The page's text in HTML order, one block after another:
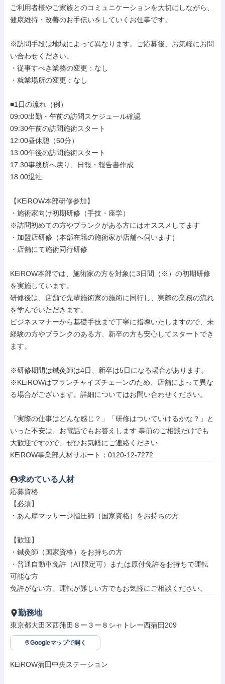
ご利用者様やご家族とのコミュニケーションを大切にしながら、
健康維持・改善のお手伝いをしていくお仕事です。
※訪問手段は地域によって異なります。ご応募後、お気軽にお問
い合わせください。
・従事すべき業務の変更：なし
・就業場所の変更：なし
■1日の流れ（例）
09:00出勤・午前の訪問スケジュール確認
09:30午前の訪問施術スタート
12:00昼休憩（60分）
13:00午後の訪問施術スタート
17:30事務所へ戻り、日報・報告書作成
18:00退社
【KEiROW本部研修参加】
・施術家向け初期研修（手技・座学）
※訪問初めての方やブランクがある方にはオススメしてます
・加盟店研修（本部在籍の施術家が店舗へ伺います）
・店舗にて施術同行研修
KEiROW本部では、施術家の方を対象に3日間（※）の初期研修
を実施しています。
研修後は、店舗で先輩施術家の施術に同行し、実際の業務の流れ
を学んでいただきます。
ビジネスマナーから基礎手技まで丁寧に指導いたしますので、未
経験の方やブランクのある方、新卒の方も安心してスタートでき
ます。
※研修期間は鍼灸師は4日、新卒は5日になる場合があります。
※KEiROWはフランチャイズチェーンのため、店舗によって異な
る場合がございます。詳細についてはお問い合わせください。
「実際の仕事はどんな感じ？」「研修はついていけるかな？」と
いった不安は、お電話でもお答えします 事前のご相談だけでも
大歓迎ですので、ぜひお気軽にご連絡ください
KEiROW事業部人材サポート：0120-12-7272
求めている人材
応募資格
【必須】
・あん摩マッサージ指圧師（国家資格）をお持ちの方
【歓迎】
・鍼灸師（国家資格）をお持ちの方
・普通自動車免許（AT限定可）または原付免許をお持ちで運転
可能な方
免許がない方、運転が難しい方でもお気軽にご相談ください。
勤務地
東京都大田区西蒲田８ー３ー８シャトレー西蒲田209
Googleマップで開く
KEiROW蒲田中央ステーション